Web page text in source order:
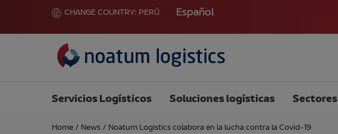
CHANGE COUNTRY: PERÚ Español
Servicios Logísticos Soluciones logísticas Sectores
Home / News / Noatum Logistics colabora en la lucha contra la Covid-19